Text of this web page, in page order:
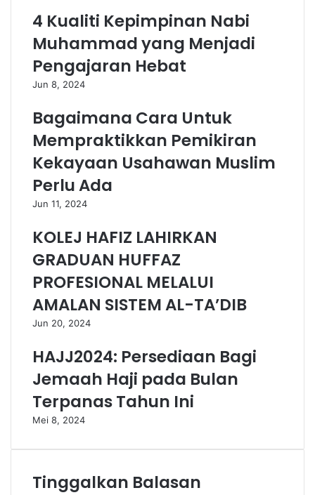
4 Kualiti Kepimpinan Nabi
Muhammad yang Menjadi
Pengajaran Hebat
Jun 8, 2024
Bagaimana Cara Untuk
Mempraktikkan Pemikiran
Kekayaan Usahawan Muslim
Perlu Ada
Jun 11, 2024
KOLEJ HAFIZ LAHIRKAN
GRADUAN HUFFAZ
PROFESIONAL MELALUI
AMALAN SISTEM AL-TA’DIB
Jun 20, 2024
HAJJ2024: Persediaan Bagi
Jemaah Haji pada Bulan
Terpanas Tahun Ini
Mei 8, 2024
Tinggalkan Balasan